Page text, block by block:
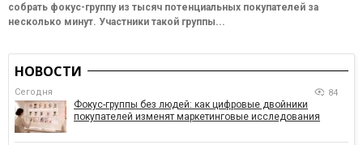
собрать фокус-группу из тысяч потенциальных покупателей за
несколько минут. Участники такой группы...
НОВОСТИ
Сегодня 84
Фокус-группы без людей: как цифровые двойники
покупателей изменят маркетинговые исследования